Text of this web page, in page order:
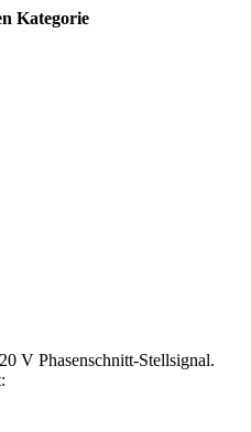
Kategorie
V Phasenschnitt-Stellsignal.